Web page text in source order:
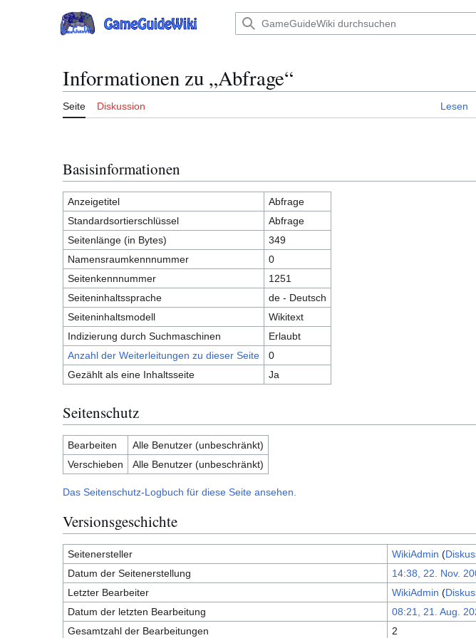
Hauptmenü
Informationen zu „Abfrage“
Seite Diskussion Lesen
Basisinformationen
Anzeigetitel
Abfrage
Standardsortierschlüssel
Abfrage
Seitenlänge (in Bytes)
349
Namensraumkennnummer
0
Seitenkennnummer
1251
Seiteninhaltssprache
de - Deutsch
Seiteninhaltsmodell
Wikitext
Indizierung durch Suchmaschinen
Erlaubt
Anzahl der Weiterleitungen zu dieser Seite
0
Gezählt als eine Inhaltsseite
Ja
Seitenschutz
Bearbeiten
Alle Benutzer (unbeschränkt)
Verschieben
Alle Benutzer (unbeschränkt)
Das Seitenschutz-Logbuch für diese Seite ansehen.
Versionsgeschichte
Seitenersteller WikiAdmin (
Datum der Seitenerstellung
14:38, 22. Nov.
Letzter Bearbeiter
WikiAdmin (
Datum der letzten Bearbeitung
08:21, 21. Aug.
Gesamtzahl der Bearbeitungen
2